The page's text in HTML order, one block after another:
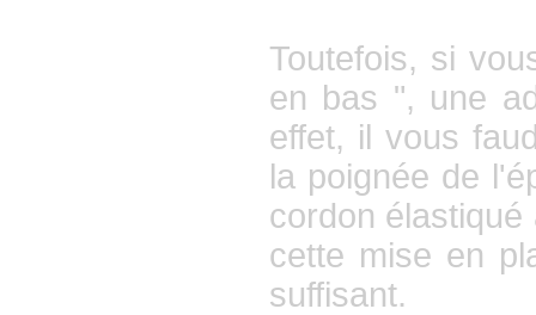
Toutefois, si
en bas ", une
effet, il vous
la poignée de
cordon
cette mise en
suffisant.